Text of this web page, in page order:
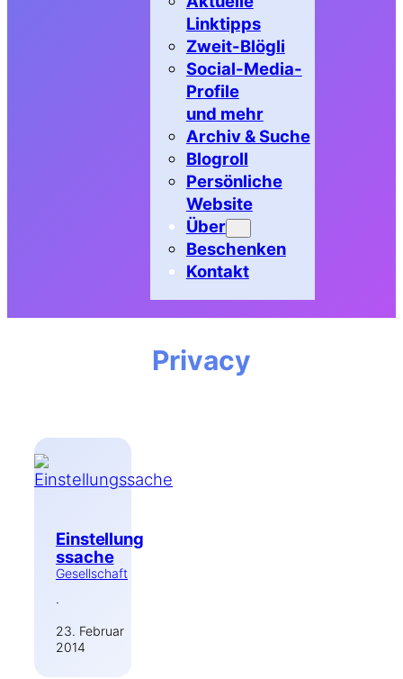
Linktipps
Zweit-Blögli
Social-Media-
Profile
und mehr
Archiv & Suche
Blogroll
Persönliche
Website
Über
Beschenken
Kontakt
Privacy
Einstellung
ssache
Gesellschaft
·
23. Februar
2014